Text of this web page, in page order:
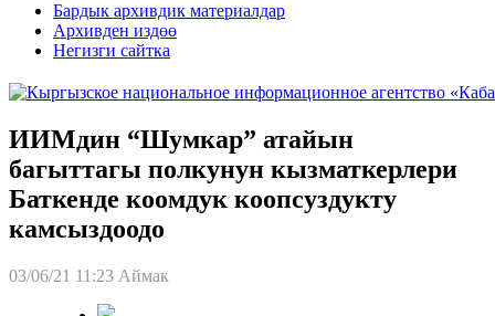
Бардык архивдик материалдар
Архивден издөө
Негизги сайтка
ИИМдин “Шумкар” атайын
багыттагы полкунун кызматкерлери
Баткенде коомдук коопсуздукту
камсыздоодо
03/06/21 11:23 Аймак